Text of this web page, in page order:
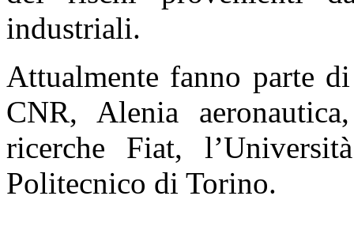
industriali.
Attualmente fanno parte
CNR, Alenia
ricerche Fiat,
Politecnico di Torino.